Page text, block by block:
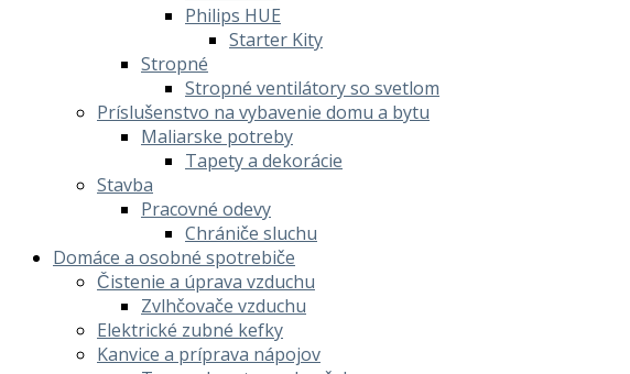
Philips HUE
Starter Kity
Stropné
Stropné ventilátory so svetlom
Príslušenstvo na vybavenie domu a bytu
Maliarske potreby
Tapety a dekorácie
Stavba
Pracovné odevy
Chrániče sluchu
Domáce a osobné spotrebiče
Čistenie a úprava vzduchu
Zvlhčovače vzduchu
Elektrické zubné kefky
Kanvice a príprava nápojov